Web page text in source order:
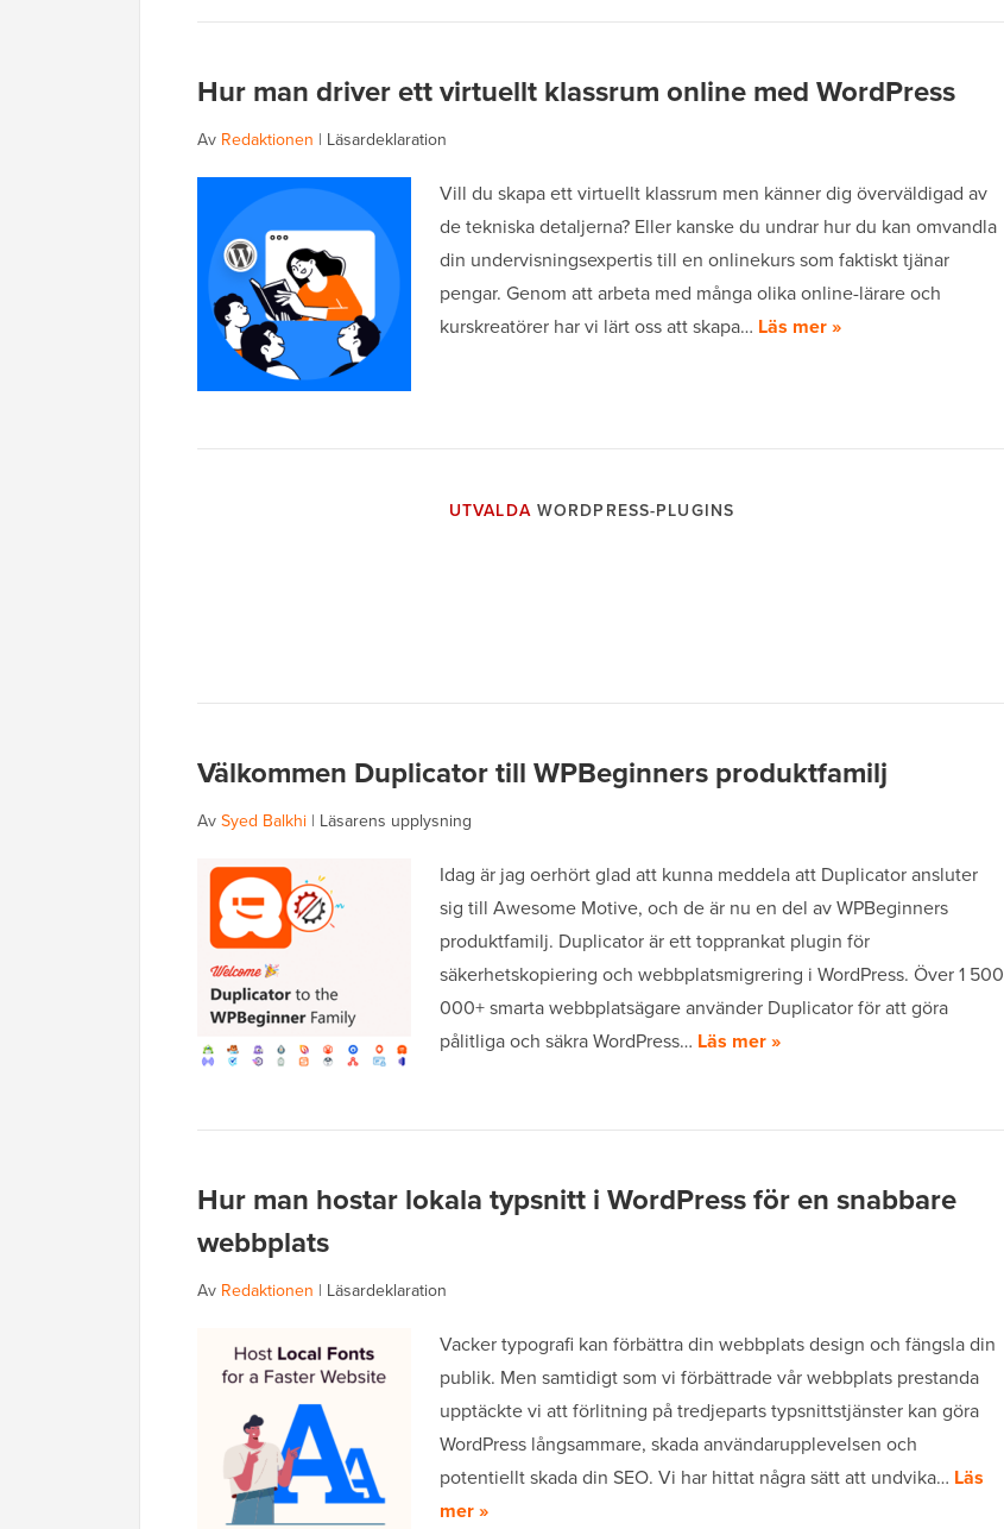
Hur man driver ett virtuellt klassrum online med WordPress
Av Redaktionen | Läsardeklaration
Vill du skapa ett virtuellt klassrum men känner dig överväldigad av
de tekniska detaljerna? Eller kanske du undrar hur du kan omvandla
din undervisningsexpertis till en onlinekurs som faktiskt tjänar
pengar. Genom att arbeta med många olika online-lärare och
kurskreatörer har vi lärt oss att skapa… Läs mer »
UTVALDAWORDPRESS-PLUGINS
Välkommen Duplicator till WPBeginners produktfamilj
AvSyed Balkhi | Läsarens upplysning
Idag är jag oerhört glad att kunna meddela att Duplicator ansluter
sig till Awesome Motive, och de är nu en del av WPBeginners
produktfamilj. Duplicator är ett topprankat plugin för
säkerhetskopiering och webbplatsmigrering i WordPress. Över 1 500
000+ smarta webbplatsägare använder Duplicator för att göra
pålitliga och säkra WordPress… Läs mer »
Hur man hostar lokala typsnitt i WordPress för en snabbare
webbplats
Av Redaktionen | Läsardeklaration
Vacker typografi kan förbättra din webbplats design och fängsla din
publik. Men samtidigt som vi förbättrade vår webbplats prestanda
upptäckte vi att förlitning på tredjeparts typsnittstjänster kan göra
WordPress långsammare, skada användarupplevelsen och
potentiellt skada din SEO. Vi har hittat några sätt att undvika… Läs
mer »